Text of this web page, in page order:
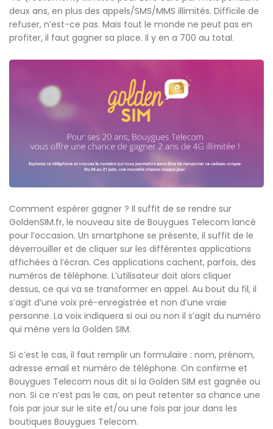
deux ans, en plus des appels/SMS/MMS illimités. Difficile de
refuser, n’est-ce pas. Mais tout le monde ne peut pas en
profiter, il faut gagner sa place. Il y en a 700 au total.
Comment espérer gagner ? Il suffit de se rendre sur
GoldenSIM.fr, le nouveau site de Bouygues Telecom lancé
pour l’occasion. Un smartphone se présente, il suffit de le
déverrouiller et de cliquer sur les différentes applications
affichées à l’écran. Ces applications cachent, parfois, des
numéros de téléphone. L’utilisateur doit alors cliquer
dessus, ce qui va se transformer en appel. Au bout du fil, il
s’agit d’une voix pré-enregistrée et non d’une vraie
personne. La voix indiquera si oui ou non il s’agit du numéro
qui mène vers la Golden SIM.
Si c’est le cas, il faut remplir un formulaire : nom, prénom,
adresse email et numéro de téléphone. On confirme et
Bouygues Telecom nous dit si la Golden SIM est gagnée ou
non. Si ce n’est pas le cas, on peut retenter sa chance une
fois par jour sur le site et/ou une fois par jour dans les
boutiques Bouygues Telecom.